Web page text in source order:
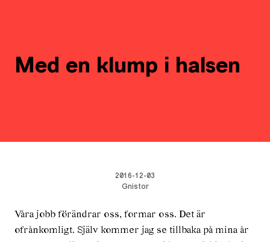
Med en klump i halsen
2016-12-03
Gnistor
Våra jobb förändrar oss, formar oss. Det är
ofrånkomligt. Själv kommer jag se tillbaka på mina år